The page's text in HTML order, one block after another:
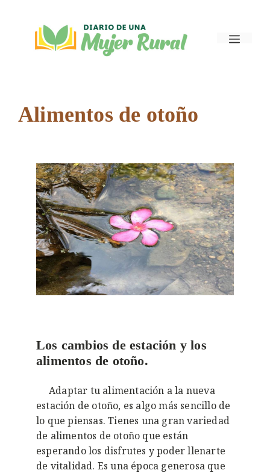
contenido
Menú
Alimentos de otoño
Los cambios de estación y los
alimentos de otoño.
Adaptar tu alimentación a la nueva
estación de otoño, es algo más sencillo de
lo que piensas. Tienes una gran variedad
de alimentos de otoño que están
esperando los disfrutes y poder llenarte
de vitalidad. Es una época generosa que